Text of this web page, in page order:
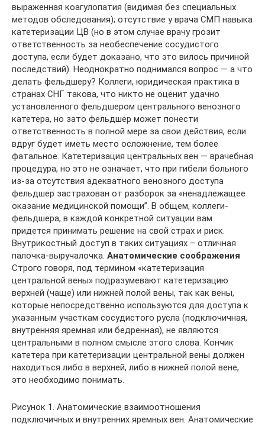
выраженная коагулопатия (видимая без специальных
методов обследования); отсутствие у врача СМП навыка
катетеризации ЦВ (но в этом случае врачу грозит
ответственность за необеспечение сосудистого
доступа, если будет доказано, что это вилось причиной
последствий). Неоднократно поднимался вопрос — а что
делать фельдшеру? Коллеги, юридическая практика в
странах СНГ такова, что никто не оценит удачно
установленного фельдшером центрального венозного
катетера, но зато фельдшер может понести
ответственность в полной мере за свои действия, если
вдруг будет иметь место осложнение, тем более
фатальное. Катетеризация центральных вен — врачебная
процедура, но это не означает, что при гибели больного
из-за отсутствия адекватного венозного доступа
фельдшер застрахован от разборок за «ненадлежащее
оказание медицинской помощи”. В общем, коллеги-
фельдшера, в каждой конкретной ситуации вам
придется принимать решение на свой страх и риск.
Внутрикостный доступ в таких ситуациях – отличная
палочка-выручалочка. Анатомические соображения
Строго говоря, под термином «катетеризация
центральной вены» подразумевают катетеризацию
верхней (чаще) или нижней полой вены, так как вены,
которые непосредственно используются для доступа к
указанным участкам сосудистого русла (подключичная,
внутренняя яремная или бедренная), не являются
центральными в полном смысле этого слова. Кончик
катетера при катетеризации центральной вены должен
находиться либо в верхней, либо в нижней полой вене,
это необходимо понимать.
Рисунок 1. Анатомические взаимоотношения
подключичных и внутренних яремных вен. Анатомические